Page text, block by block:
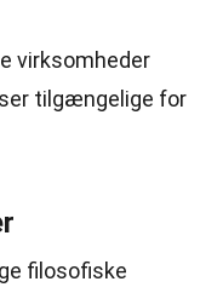
virksomheder
tilgængelige for
filosofiske